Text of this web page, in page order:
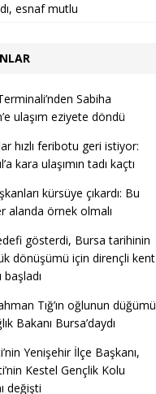
esnaf mutlu
Sabiha
ulaşım eziyete döndü
hızlı feribotu geri istiyor:
kara ulaşımın tadı kaçtı
kürsüye çıkardı: Bu
alanda örnek olmalı
gösterdi, Bursa tarihinin
dönüşümü için dirençli kent
başladı
Tığ’ın oğlunun düğümü
Bakanı Bursa’daydı
Yenişehir İlçe Başkanı,
Kestel Gençlik Kolu
değişti